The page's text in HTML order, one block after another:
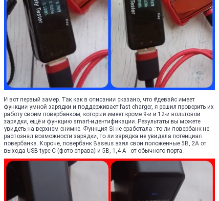
И вот первый замер. Так как в описании сказано, что #девайс имеет
функции умной зарядки и поддерживает fast charger, я решил проверить их
работу своим повербанком, который имеет кроме 9-и и 12-и вольтовой
зарядки, ещё и функцию smart-идентификации. Результаты вы можете
увидеть на верхнем снимке. Функция Si не сработала : то ли повербанк не
распознал возможности зарядки, то ли зарядка не увидела потенциал
повербанка. Короче, повербанк Baseus взял свои положенные 5В, 2А от
выхода USB type C (фото справа) и 5В, 1,4 А - от обычного порта.